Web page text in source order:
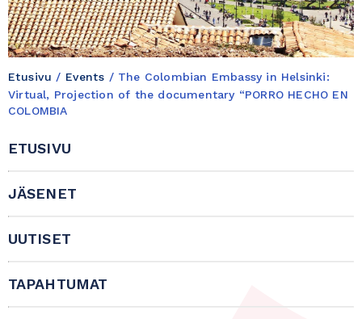
Etusivu / Events / The Colombian Embassy in Helsinki:
Virtual, Projection of the documentary “PORRO HECHO EN
COLOMBIA
ETUSIVU
JÄSENET
UUTISET
TAPAHTUMAT